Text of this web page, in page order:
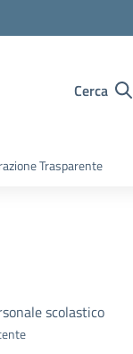
Cerca
Trasparente
scolastico